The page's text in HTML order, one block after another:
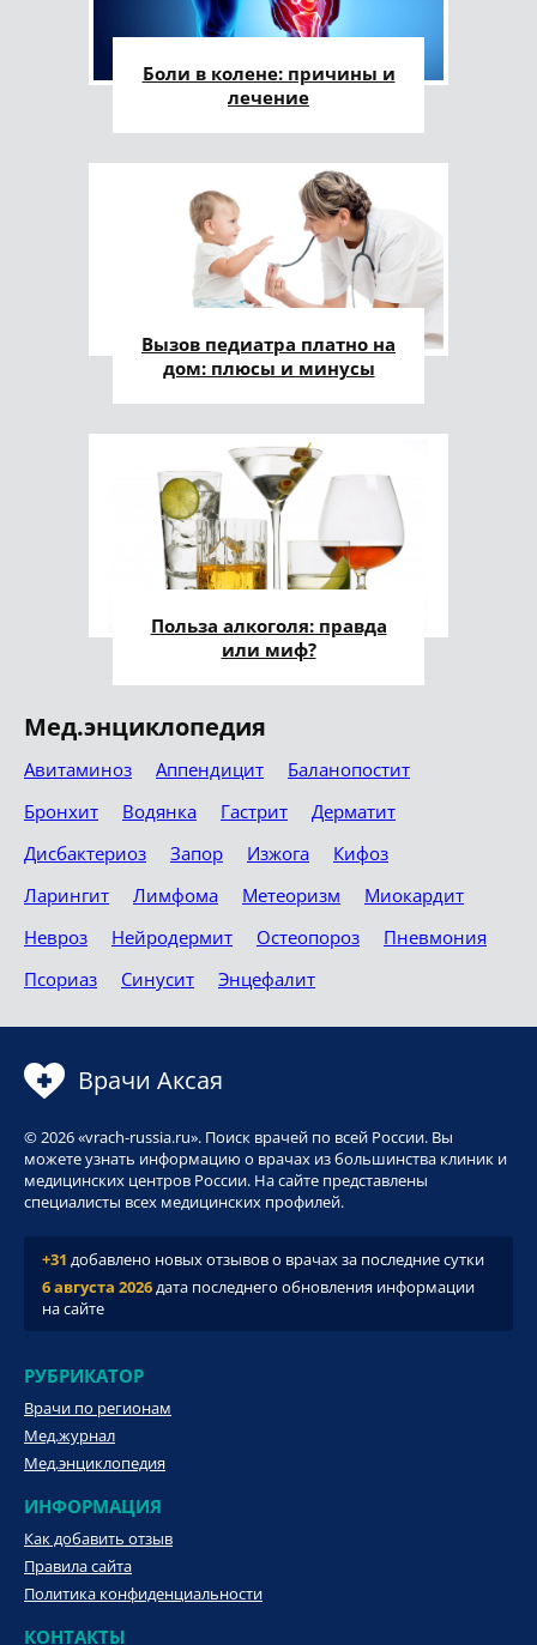
Боли в колене: причины и
лечение
Вызов педиатра платно на
дом: плюсы и минусы
Польза алкоголя: правда
или миф?
Мед.энциклопедия
Авитаминоз Аппендицит
Баланопостит
Бронхит
Водянка Гастрит
Дерматит
Дисбактериоз
Запор Изжога
Кифоз
Ларингит
Лимфома Метеоризм
Миокардит
Невроз
Нейродермит Остеопороз
Пневмония
Псориаз
Синусит Энцефалит
Врачи Аксая
© 2026 «vrach-russia.ru». Поиск врачей по всей России. Вы
можете узнать информацию о врачах из большинства клиник и
медицинских центров России. На сайте представлены
специалисты всех медицинских профилей.
+31 добавлено новых отзывов о врачах за последние сутки
6 августа 2026дата последнего обновления информации
на сайте
РУБРИКАТОР
Врачи по регионам
Мед.журнал
Мед.энциклопедия
ИНФОРМАЦИЯ
Как добавить отзыв
Правила сайта
Политика конфиденциальности
КОНТАКТЫ